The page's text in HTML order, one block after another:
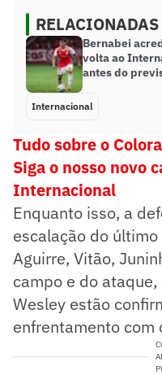
RELACIONADAS
Bernabei
volta ao
antes do
Internacional
Tudo sobre o
Siga o nosso novo
Internacional
Enquanto isso, a
escalação do
Aguirre, Vitão,
campo e do
Wesley estão
enfrentamento com